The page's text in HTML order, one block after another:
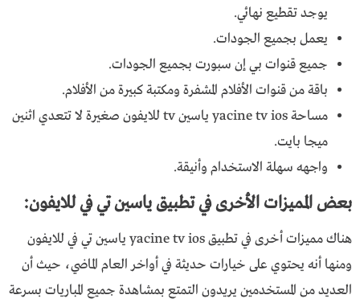
يوجد تقطيع نهائي.
يعمل بجميع الجودات.
جميع قنوات بي إن سبورت بجميع الجودات.
باقة من قنوات الأفلام المشفرة ومكتبة كبيرة من الأفلام.
مساحةyacine tv ios ياسين tv للايفون
صغيرة لا تتعدي اثنين
ميجا بايت.
واجهه سهلة الاستخدام وأنيقة.
بعض المميزات الأخرى في تطبيق ياسين تي في للايفون:
هناك مميزات أخرى في تطبيقyacine tv ios ياسين تي في للايفون
ومنها أنه يحتوي على خيارات حديثة في أواخر العام الماضي، حيث أن
العديد من المستخدمين يريدون التمتع بمشاهدة جميع المباريات بسرعة